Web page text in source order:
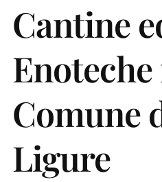
Cantine
Comune
Ligure